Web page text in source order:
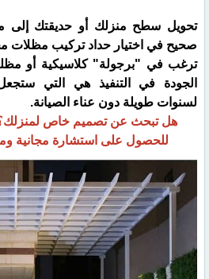
​تحويل سطح منزلك أو حديقتك إلى
صحيح في اختيار حداد تركيب
ترغب في "برجولة" كلاسيكية أو
الجودة في التنفيذ هي التي
لسنوات طويلة دون عناء الصيانة.
​هل تبحث عن تصميم خاص لمنزلك؟
للحصول على استشارة مجانية